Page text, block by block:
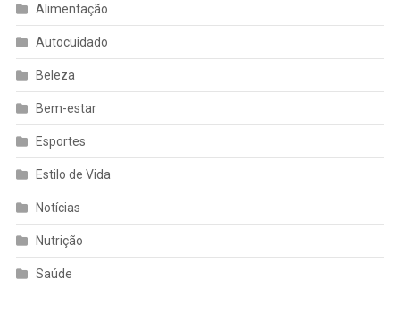
Alimentação
Autocuidado
Beleza
Bem-estar
Esportes
Estilo de Vida
Notícias
Nutrição
Saúde